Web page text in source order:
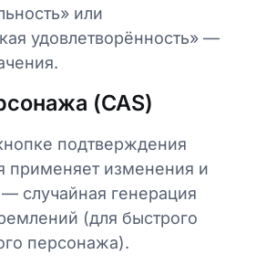
или
удовлетворённость» —
(CAS)
подтверждения
применяет изменения и
случайная генерация
(для быстрого
персонажа).